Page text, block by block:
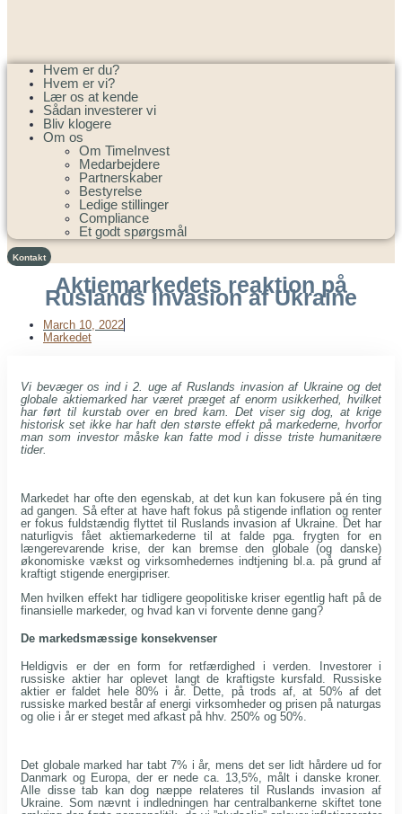
Hvem er du?
Hvem er vi?
Lær os at kende
Sådan investerer vi
Bliv klogere
Om os
Om TimeInvest
Medarbejdere
Partnerskaber
Bestyrelse
Ledige stillinger
Compliance
Et godt spørgsmål
Kontakt
Aktiemarkedets reaktion på
Ruslands invasion af Ukraine
March 10, 2022
Markedet
Vi bevæger os ind i 2. uge af Ruslands invasion af Ukraine og det
globale aktiemarked har været præget af enorm usikkerhed, hvilket
har ført til kurstab over en bred kam. Det viser sig dog, at krige
historisk set ikke har haft den største effekt på markederne, hvorfor
man som investor måske kan fatte mod i disse triste humanitære
tider.
Markedet har ofte den egenskab, at det kun kan fokusere på én ting
ad gangen. Så efter at have haft fokus på stigende inflation og renter
er fokus fuldstændig flyttet til Ruslands invasion af Ukraine. Det har
naturligvis fået aktiemarkederne til at falde pga. frygten for en
længerevarende krise, der kan bremse den globale (og danske)
økonomiske vækst og virksomhedernes indtjening bl.a. på grund af
kraftigt stigende energipriser.
Men hvilken effekt har tidligere geopolitiske kriser egentlig haft på de
finansielle markeder, og hvad kan vi forvente denne gang?
De markedsmæssige konsekvenser
Heldigvis er der en form for retfærdighed i verden. Investorer i
russiske aktier har oplevet langt de kraftigste kursfald. Russiske
aktier er faldet hele 80% i år. Dette, på trods af, at 50% af det
russiske marked består af energi virksomheder og prisen på naturgas
og olie i år er steget med afkast på hhv. 250% og 50%.
Det globale marked har tabt 7% i år, mens det ser lidt hårdere ud for
Danmark og Europa, der er nede ca. 13,5%, målt i danske kroner.
Alle disse tab kan dog næppe relateres til Ruslands invasion af
Ukraine. Som nævnt i indledningen har centralbankerne skiftet tone